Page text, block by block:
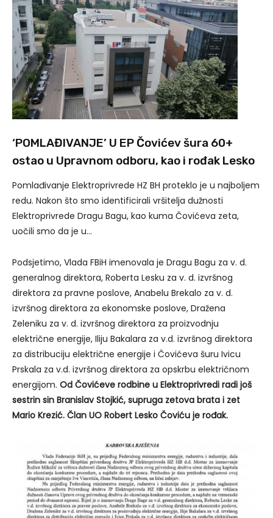
‘POMLAĐIVANJE’ U EP Čovićev šura 60+
ostao u Upravnom odboru, kao i rođak Lesko
Pomlađivanje Elektroprivrede HZ BH proteklo je u najboljem
redu. Nakon što smo identificirali vršitelja dužnosti
Elektroprivrede Dragu Bagu, kao kuma Čovićeva zeta,
uočili smo da je u…
Podsjetimo, Vlada FBiH imenovala je Dragu Bagu za v. d.
generalnog direktora, Roberta Lesku za v. d. izvršnog
direktora za pravne poslove, Anabelu Brekalo za v. d.
izvršnog direktora za ekonomske poslove, Dražena
Zeleniku za v. d. izvršnog direktora za proizvodnju
električne energije, Iliju Bakalara za v.d. izvršnog direktora
za distribuciju električne energije i Čovićeva šuru Ivicu
Prskala za v.d. izvršnog direktora za opskrbu električnom
energijom. Od Čovićeve rodbine u Elektroprivredi radi još
sestrin sin Branislav Stojkić, supruga zetova brata i zet
Mario Krezić. Član UO Robert Lesko Čoviću je rođak.